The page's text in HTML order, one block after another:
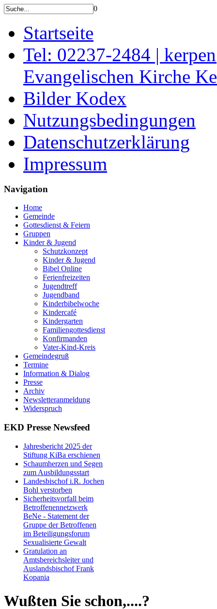
0
Startseite
Tel: 02237-2484 |
Evangelischen Kirche
Bilder Kodex
Nutzungsbedingungen
Datenschutzerklärung
Impressum
Navigation
Home
Gemeinde
Gottesdienst & Feiern
Gruppen
Kinder & Jugend
Schutzkonzept
Kinder & Jugend
Bibel Online
Ferienfreizeiten
Jugendtreff
Jugendband
Kinderbibelwoche
Kindercafé
Kindergarten
Familiengottesdienst
Konfirmanden
Vater-Kind-Kreis
Gemeindegruß
Termine
Information & Dialog
Presse
Archiv
Newsletteranmeldung
Widerspruch
EKD Presse Newsfeed
Jahresbericht 2025 der
Stiftung KiBa erschienen
Schaumherzen und Segen
zum Ausbildungsstart
Landesbischof i.R. Jochen
Bohl verstorben
Sicherheitsvorfall beim
Betroffenennetzwerk
BeNe - Statement der
Gruppe der Betroffenen
im Beteiligungsforum
Sexualisierte Gewalt
Gratulation an
Amtsbereichsleiter und
Auslandsbischof Frank
Kopania
Wußten Sie schon,....?